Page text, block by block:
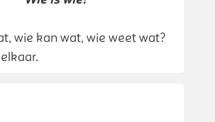
wie kan wat, wie weet wat?